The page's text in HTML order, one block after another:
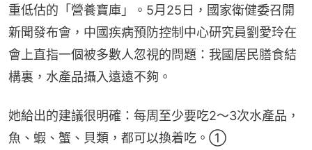
重低估的「營養寶庫」。5月25日，國家衛健委召開
新聞發布會，中國疾病預防控制中心研究員劉愛玲在
會上直指一個被多數人忽視的問題：我國居民膳食結
構裏，水產品攝入遠遠不夠。
她給出的建議很明確：每周至少要吃2～3次水產品，
魚、蝦、蟹、貝類，都可以換着吃。①